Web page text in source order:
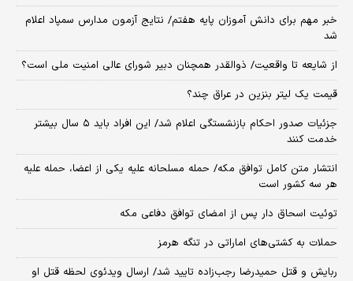
خبر مهم برای دانش آموزان پایه هفتم/ نتایج آزمون مدارس سمپاد اعلام
شد
از شایعه تا واقعیت/ ذوالقدر همچنان دبیر شورای ‌عالی امنیت ملی است؟
قیمت یک لیتر بنزین در عراق چند؟
جزئیات صدور احکام بازنشستگی اعلام شد/ این افراد باید ۵ سال بیشتر
خدمت کنند
انتشار متن کامل توافق مکه/ حمله مسلحانه علیه یکی از اعضا، حمله علیه
هر سه کشور است
توئیت اسحاق دار پس از امضای توافق دفاعی مکه
حملات به کشتی‌های اماراتی در تنگه هرمز
ربایش و قتل حمیدرضا رجب‌زاده تایید شد/ ارسال ویدئوی لحظه قتل او